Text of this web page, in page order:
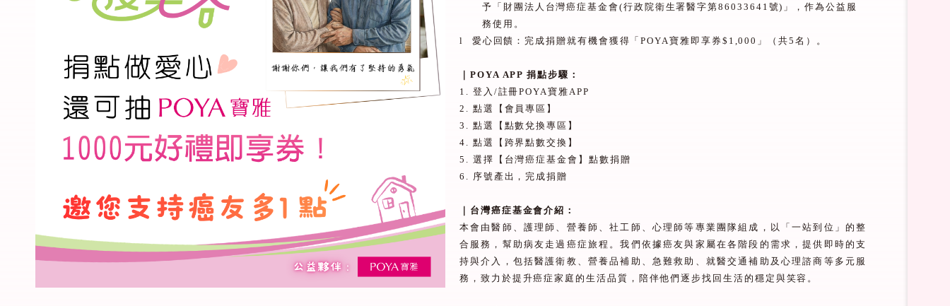
予「財團法人台灣癌症基金會(行政院衛生署醫字第86033641 號) 」，作為公益服
務使用。
l
愛心回饋：完成捐贈就有機會獲得「POYA寶雅即享券$1,000 」（共5 名）。
POYA APP捐點步驟：
1. 登入 /註冊POYA寶雅APP
2. 點選【會員專區】
3. 點選【點數兌換專區】
4. 點選【跨界點數交換】
5. 選擇【台灣癌症基金會】點數捐贈
6. 序號產出，完成捐贈
｜台灣癌症基金會介紹：
本會由醫師、護理師、營養師、社工師、心理師等專業團隊組成，以「一站到位」的整
合服務，幫助病友走過癌症旅程。我們依據癌友與家屬在各階段的需求，提供即時的支
持與介入，包括醫護衛教、營養品補助、急難救助、就醫交通補助及心理諮商等多元服
務，致力於提升癌症家庭的生活品質，陪伴他們逐步找回生活的穩定與笑容。